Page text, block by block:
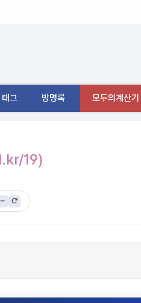
태그 방명록 모두의계산기
19)